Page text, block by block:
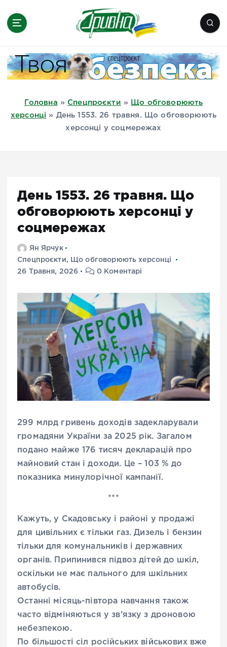
Миколаїв, Одеса, Мелітополь
Головна » Спецпроєкти »
Що обговорюють
херсонці » День 1553. 26 травня. Що обговорюють
херсонці у соцмережах
День 1553. 26 травня. Що
обговорюють херсонці у
соцмережах
Ян Ярчук
Спецпроєкти,
Що обговорюють херсонці
26 Травня, 2026
0 Коментарі
299 млрд гривень доходів задекларували
громадяни України за 2025 рік. Загалом
подано майже 176 тисяч декларацій про
майновий стан і доходи. Це – 103 % до
показника минулорічної кампанії.
***
Кажуть, у Скадовську і районі у продажі
для цивільних є тільки газ. Дизель і бензин
тільки для комунальників і державних
органів. Припинився підвоз дітей до шкіл,
оскільки не має пального для шкільних
автобусів.
Останні місяць-півтора навчання також
часто відміняються у зв’язку з дроновою
небезпекою.
По більшості сіл російських військових вже